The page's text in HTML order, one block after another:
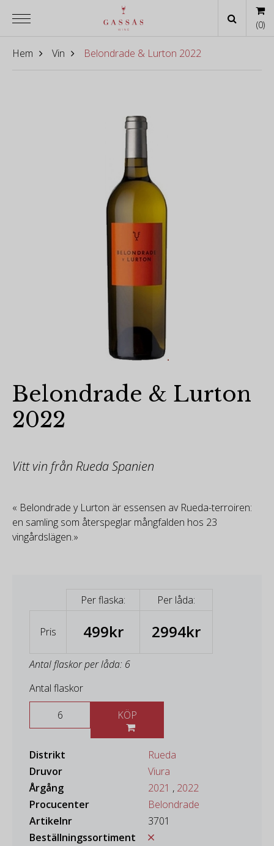
Hem Vin Belondrade & Lurton 2022
Belondrade & Lurton
2022
Vitt vin från Rueda Spanien
« Belondrade y Lurton är essensen av Rueda-terroiren:
en samling som återspeglar mångfalden hos 23
vingårdslägen.»
Per flaska: Per låda:
Pris 499kr 2994kr
Antal flaskor per låda: 6
Antal flaskor
Distrikt
Rueda
Druvor
Viura
Årgång
2021 , 2022
Procucenter
Belondrade
Artikelnr
3701
Beställningssortiment
(0)